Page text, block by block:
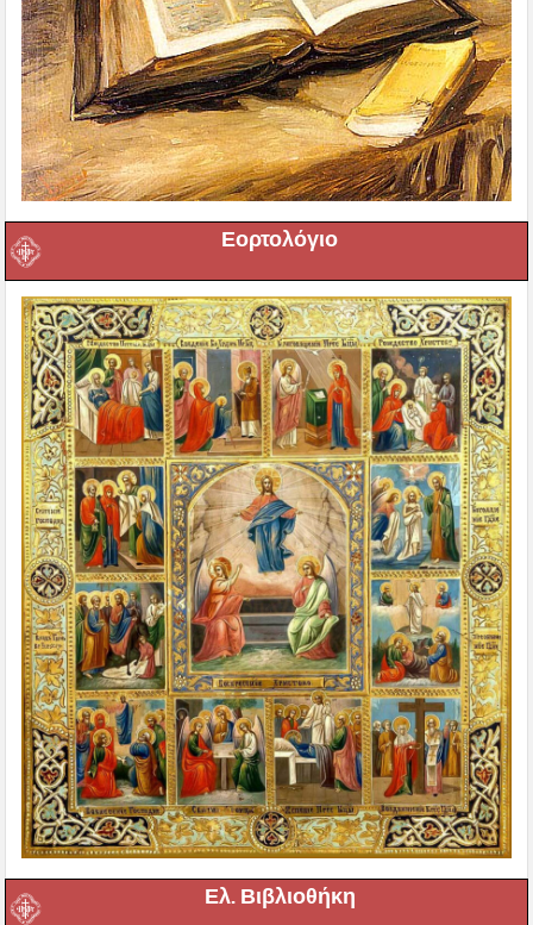
Εορτολόγιο
Ελ. Βιβλιοθήκη